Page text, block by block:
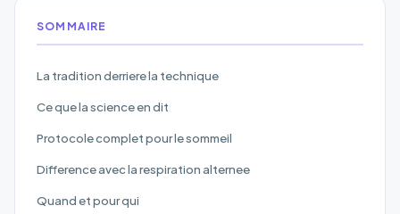
SOMMAIRE
La tradition derriere la technique
Ce que la science en dit
Protocole complet pour le sommeil
Difference avec la respiration alternee
Quand et pour qui